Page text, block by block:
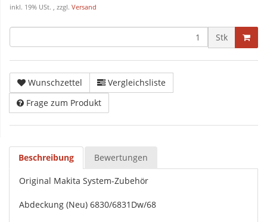
inkl. 19% USt. , zzgl. Versand
Stk
Wunschzettel
Vergleichsliste
Frage zum Produkt
Beschreibung Bewertungen
Original Makita System-Zubehör
Abdeckung (Neu) 6830/6831Dw/68